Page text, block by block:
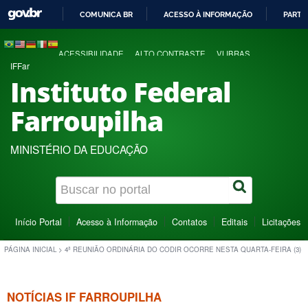
COMUNICA BR ACESSO À INFORMAÇÃO
ACESSIBILIDADE ALTO CONTRASTE VLIBRAS
IFFar
Instituto Federal
Farroupilha
MINISTÉRIO DA EDUCAÇÃO
Início Portal Acesso à Informação Contatos Editais Licitações
PÁGINA INICIAL > 4ª REUNIÃO ORDINÁRIA DO CODIR OCORRE NESTA QUARTA-FEIRA (3)
NOTÍCIAS IF FARROUPILHA